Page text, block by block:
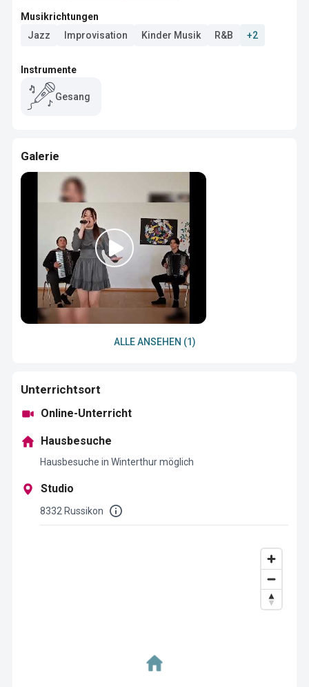
Musikrichtungen
Jazz
Improvisation Kinder Musik R&B +2
Instrumente
Gesang
Galerie
ALLE ANSEHEN (1)
Unterrichtsort
Online-Unterricht
Hausbesuche
Hausbesuche in Winterthur möglich
Studio
8332 Russikon